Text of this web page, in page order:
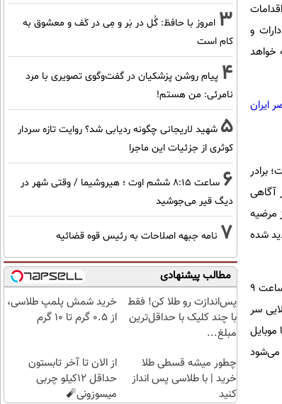
و
خواهد
ایران
برادر
آگاهی
مرضیه
شده
او در مورد مفقودی خواهرش می‌گوید: «خواهرم در مزون عروس کار می‌کرد. مرضیه، بیست و هشتم شهریور ماه امسال، ساعت ۹
سر
می‌شود
3 امروز با حافظ: گُل در بَر و مِی در کَف و معشوق به
کام است
4 پیام روشن پزشکیان در گفت‌و‌گوی تصویری با مرد
نامرئی: من هستم!
5 شهید لاریجانی چگونه ردیابی شد؟ روایت تازه سردار
کوثری از جزئیات این ماجرا
6
ساعت ۸:۱۵ ششم اوت ؛ هیروشیما / وقتی شهر در
دیگ قیر می‌جوشید
7 نامه جبهه اصلاحات به رئیس قوه قضائیه
مطالب پیشنهادی
پس‌اندازت رو طلا کن! فقط
با چند کلیک با حداقل‌ترین
مبلغ...
خرید شمش پلمپ طلاسی،
از ۰.۵ گرم تا ۱۰ گرم
چطور میشه قسطی طلا
خرید | با طلاسی پس انداز
کنید
از الان تا آخر تابستون
حداقل 12کیلو چربی
میسوزونی🧨